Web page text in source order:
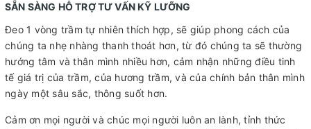
SẴN SÀNG HỖ TRỢ TƯ VẤN KỸ LƯỠNG
Đeo 1 vòng trầm tự nhiên thích hợp, sẽ giúp phong cách của
chúng ta nhẹ nhàng thanh thoát hơn, từ đó chúng ta sẽ thường
hướng tâm và thân mình nhiều hơn, cảm nhận những điều tinh
tế giá trị của trầm, của hương trầm, và của chính bản thân mình
ngày một sâu sắc, thông suốt hơn.
Cảm ơn mọi người và chúc mọi người luôn an lành, tỉnh thức